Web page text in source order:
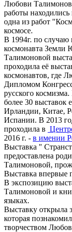
Любови
работы
одна из работ
космосе.
В 1994г. по случаю
космонавта Земли
Талимоновой
проходила её
космонавтов, где
Дипломом
русского
более 30 выставок
Ирландии, Китае,
Испании. В 2013
проходила в
2016 г. - в имении
Выставка "
предоставлена
Талимоновой,
Выставка впервые
В экспозицию
Талимоновой и
языках.
Выставку открыла
которая
творчеством